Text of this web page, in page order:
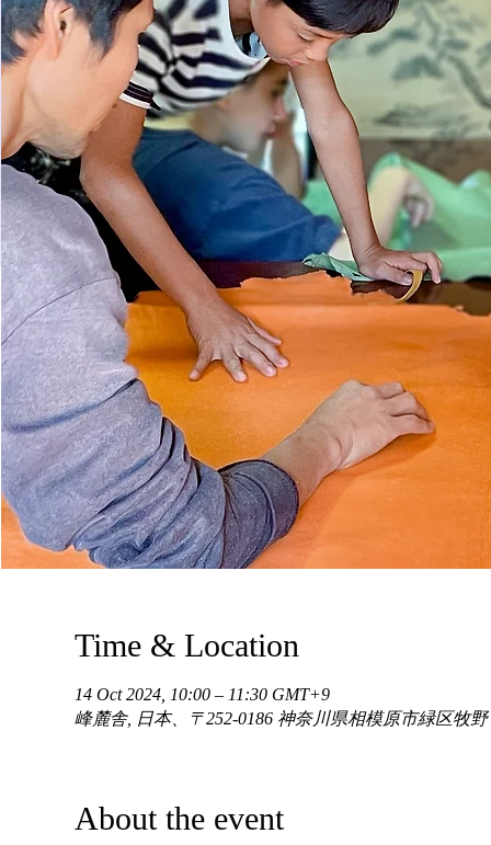
Time & Location
14 Oct 2024, 10:00 – 11:30 GMT+9
峰麓舎, 日本、〒252-0186 神奈川県相模原市緑区牧
About the event